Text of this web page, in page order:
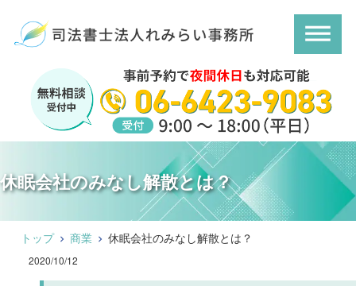
休眠会社のみなし解散とは？
トップ 商業 休眠会社のみなし解散とは？
2020/10/12